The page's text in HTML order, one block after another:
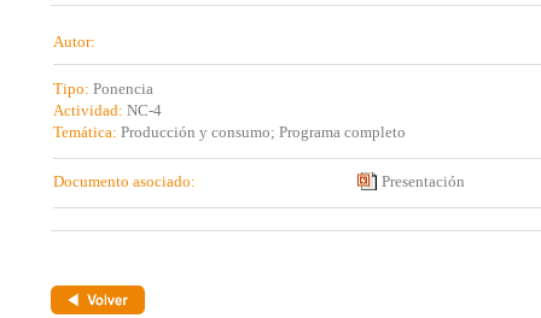
Autor:
Tipo: Ponencia
Actividad: NC-4
Temática: Producción y consumo; Programa completo
Documento asociado: Presentación